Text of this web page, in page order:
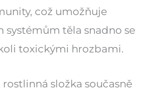
což umožňuje
těla snadno se
toxickými hrozbami.
složka současně